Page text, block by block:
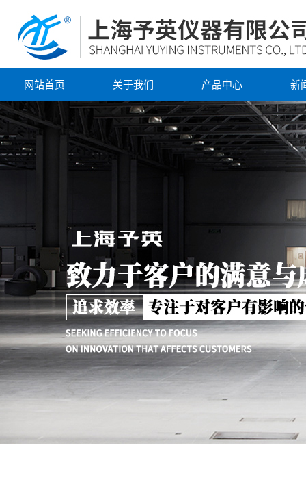
网站首页 关于我们 产品中心 新